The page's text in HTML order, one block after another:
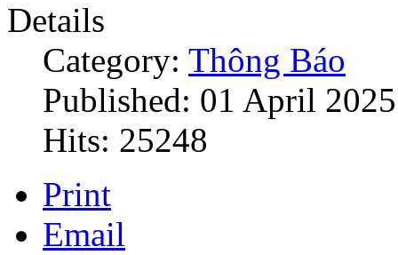
Details
Category: Thông Báo
Published: 01 April 2025
Hits: 25248
Print
Email